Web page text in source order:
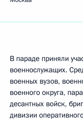
В параде приняли
военнослужащих.
военных вузов,
военного округа,
десантных войск,
дивизии